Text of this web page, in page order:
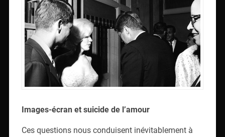
Images-écran et suicide de l’amour
Ces questions nous conduisent inévitablement à